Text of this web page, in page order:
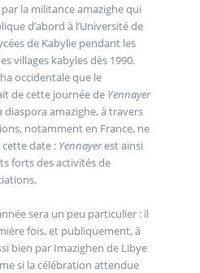
la militance amazighe qui
d’abord à l’Université de
de Kabylie pendant les
villages kabyles dès 1990.
occidentale que le
de cette journée de Yennayer
amazighe, à travers
notamment en France, ne
date : Yennayerest ainsi
forts des activités de
un peu particulier : il
fois, et publiquement, à
bien par Imazighen de Libye
si la célébration attendue